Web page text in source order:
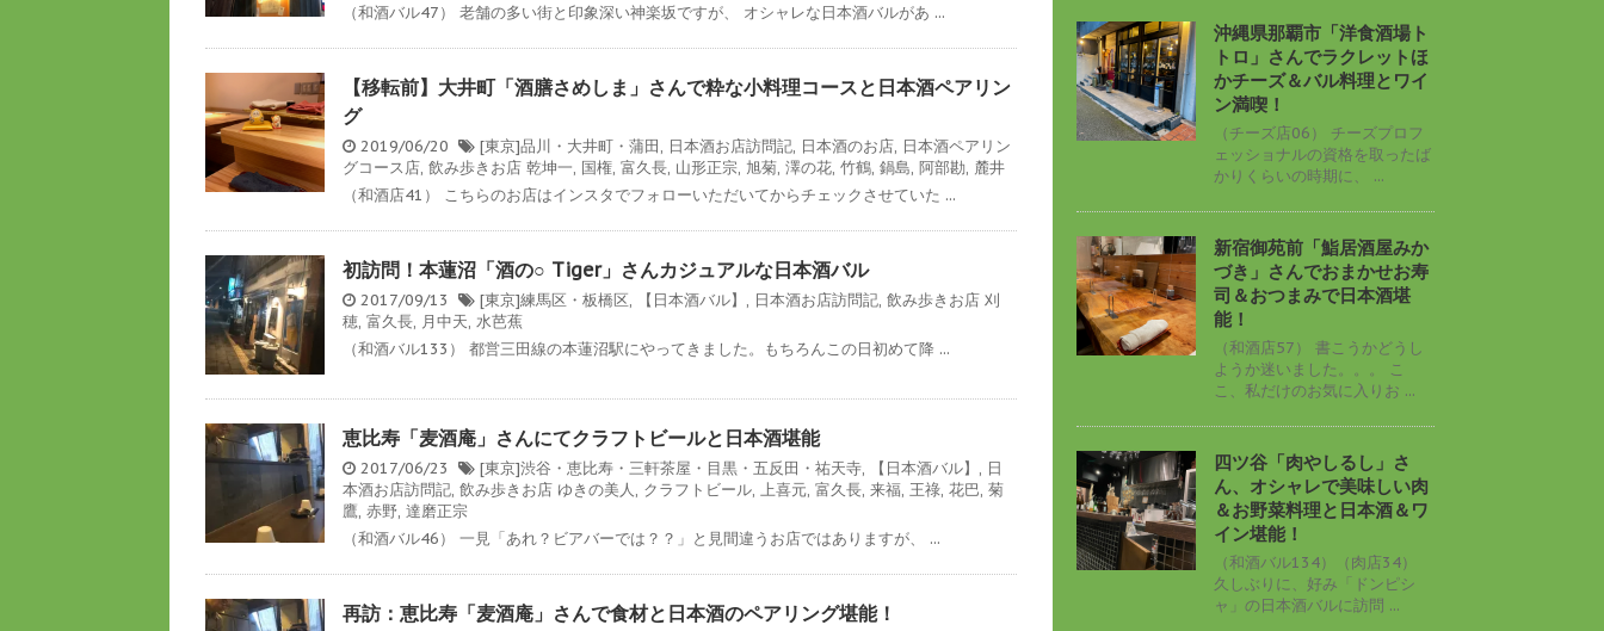
（和酒バル47） 老舗の多い街と印象深い神楽坂ですが、 オシャレな日本酒バルがあ ...
【移転前】大井町「酒膳さめしま」さんで粋な小料理コースと日本酒ペアリン
グ
2019/06/20 [東京]品川・大井町・蒲田, 日本酒お店訪問記, 日本酒のお店, 日本酒ペアリン
グコース店, 飲み歩きお店 乾坤一, 国権, 富久長, 山形正宗, 旭菊, 澤の花, 竹鶴, 鍋島, 阿部勘, 麓井
（和酒店41） こちらのお店はインスタでフォローいただいてからチェックさせていた ...
初訪問！本蓮沼「酒の○ Tiger」さんカジュアルな日本酒バル
2017/09/13 [東京]練馬区・板橋区, 【日本酒バル】 , 日本酒お店訪問記, 飲み歩きお店 刈
穂, 富久長, 月中天, 水芭蕉
（和酒バル133） 都営三田線の本蓮沼駅にやってきました。もちろんこの日初めて降 ...
恵比寿「麦酒庵」さんにてクラフトビールと日本酒堪能
2017/06/23 [東京]渋谷・恵比寿・三軒茶屋・目黒・五反田・祐天寺, 【日本酒バル】 , 日
本酒お店訪問記, 飲み歩きお店 ゆきの美人, クラフトビール, 上喜元, 富久長, 来福, 王祿, 花巴, 菊
鷹, 赤野, 達磨正宗
（和酒バル46） 一見「あれ？ビアバーでは？？」と見間違うお店ではありますが、 ...
再訪：恵比寿「麦酒庵」さんで食材と日本酒のペアリング堪能！
沖縄県那覇市「洋食酒場ト
トロ」さんでラクレットほ
かチーズ＆バル料理とワイ
ン満喫！
（チーズ店06） チーズプロフ
ェッショナルの資格を取ったば
かりくらいの時期に、 ...
新宿御苑前「鮨居酒屋みか
づき」さんでおまかせお寿
司＆おつまみで日本酒堪
能！
（和酒店57） 書こうかどうし
ようか迷いました。。。 こ
こ、私だけのお気に入りお ...
四ツ谷「肉やしるし」さ
ん、オシャレで美味しい肉
＆お野菜料理と日本酒＆ワ
イン堪能！
（和酒バル134）（肉店34）
久しぶりに、好み「ドンピシ
ャ」の日本酒バルに訪問 ...